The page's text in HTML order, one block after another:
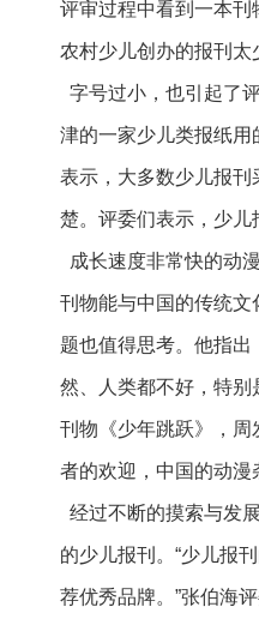
评审过程中看到一本刊
农村少儿创办的报刊太
字号过小，也引起了
津的一家少儿类报纸
表示，大多数少儿报
楚。评委们表示，少儿
成长速度非常快的动
刊物能与中国的传统文
题也值得思考。他指
然、人类都不好，特
刊物《少年跳跃》，
者的欢迎，中国的动
经过不断的摸索与发
的少儿报刊。“少儿报
荐优秀品牌。”张伯海评